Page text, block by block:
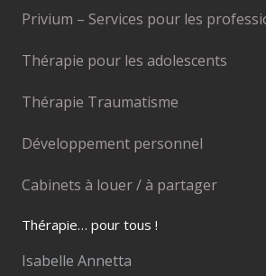
Privium – Services pour les
Thérapie pour les adolescents
Thérapie Traumatisme
Développement personnel
Cabinets à louer / à partager
Thérapie… pour tous !
Isabelle Annetta